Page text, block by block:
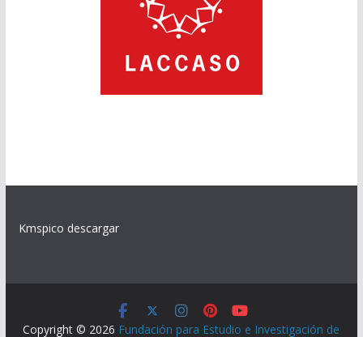
Kmspico descargar
Copyright © 2026 Fundación para Estudio e Investigación de